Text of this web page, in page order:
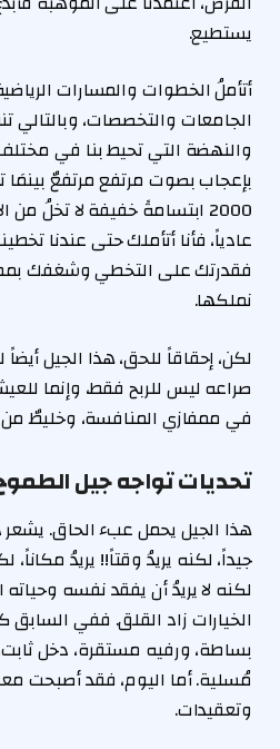
يستطيع.
أتأملُ الخطوات والمسارات
الجامعات والتخصصات، وبالتالي
والنهضة التي تحيط بنا في
بإعجاب بصوت مرتفع مرتفعٌ
2000 ابتسامةً خفيفة لا تخلُ
عادياً، فأنا أتأملك حتى عندنا
فقدرتك على التخطي وشغفك
نملكها.
لكن، إحقاقاً للحق، هذا الجيل
صراعه ليس للربح فقط، وإنما
في ممفازي المنافسة، وخليطٌ من
تحديات تواجه جيل
هذا الجيل يحمل عبء الحاق. يشعر
جيداً، لكنه يريدُ وقتاً!! يريدُ مكاناً،
لكنه لا يريدُ أن يفقد نفسه
الخيارات زاد القلق. ففي السابق
بساطة، ورفيه مستقرة، دخل
مُسلية. أما اليوم، فقد أصبحت
وتعقيدات.